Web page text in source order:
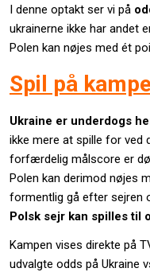
I denne optakt ser vi på
ukrainerne ikke har andet
Polen kan nøjes med ét
Spil på
Ukraine er underdogs
ikke mere at spille for ved
forfærdelig målscore er
Polen kan derimod nøjes
formentlig gå efter sejren
Polsk sejr kan spilles til
Kampen vises direkte på
udvalgte odds på Ukraine